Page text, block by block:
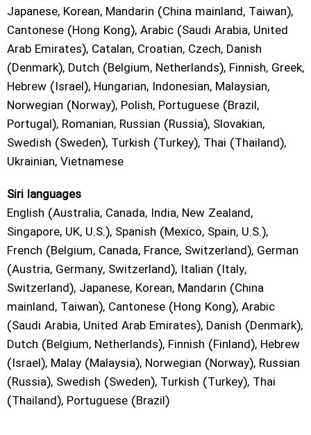
Japanese, Korean, Mandarin (China mainland, Taiwan),
Cantonese (Hong Kong), Arabic (Saudi Arabia, United
Arab Emirates), Catalan, Croatian, Czech, Danish
(Denmark), Dutch (Belgium, Netherlands), Finnish, Greek,
Hebrew (Israel), Hungarian, Indonesian, Malaysian,
Norwegian (Norway), Polish, Portuguese (Brazil,
Portugal), Romanian, Russian (Russia), Slovakian,
Swedish (Sweden), Turkish (Turkey), Thai (Thailand),
Ukrainian, Vietnamese
Siri languages
English (Australia, Canada, India, New Zealand,
Singapore, UK, U.S.), Spanish (Mexico, Spain, U.S.),
French (Belgium, Canada, France, Switzerland), German
(Austria, Germany, Switzerland), Italian (Italy,
Switzerland), Japanese, Korean, Mandarin (China
mainland, Taiwan), Cantonese (Hong Kong), Arabic
(Saudi Arabia, United Arab Emirates), Danish (Denmark),
Dutch (Belgium, Netherlands), Finnish (Finland), Hebrew
(Israel), Malay (Malaysia), Norwegian (Norway), Russian
(Russia), Swedish (Sweden), Turkish (Turkey), Thai
(Thailand), Portuguese (Brazil)